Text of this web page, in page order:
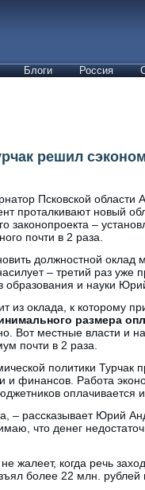
Блоги Россия
решил
Псковской
проталкивают новый
законопроекта –
почти в 2 раза.
должностной
– третий раз уже
образования и науки
из оклада, к которому
размера
Вот местные власти и
почти в 2 раза.
политики
и финансов. Работа
оплачивается
– рассказывает Юрий
что денег
жалеет, когда речь
более 22 млн.